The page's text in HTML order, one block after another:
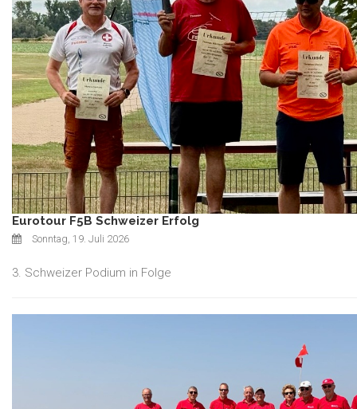
Eurotour F5B Schweizer Erfolg
Sonntag, 19. Juli 2026
3. Schweizer Podium in Folge